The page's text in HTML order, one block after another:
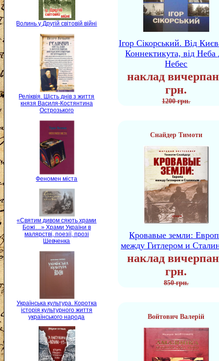
Волинь у Другій світовій війні
Реліквія. Шість днів з життя
князя Василя-Костянтина
Острозького
Феномен міста
«Святим дивом сяють храми
Божі…» Храми України в
малярстві, поезії, прозі
Шевченка
Українська культура. Коротка
історія культурного життя
українського народа
Ігор Сікорський. Від
Коннектикута, від Неба
Небес
наклад
грн.
1200 грн.
Снайдер Тимоти
Кровавые земли:
между Гитлером и
наклад
грн.
850 грн.
Войтович Валерій